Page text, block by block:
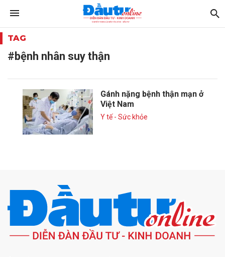
TAG
#bệnh nhân suy thận
Gánh nặng bệnh thận mạn ở
Việt Nam
Y tế - Sức khỏe